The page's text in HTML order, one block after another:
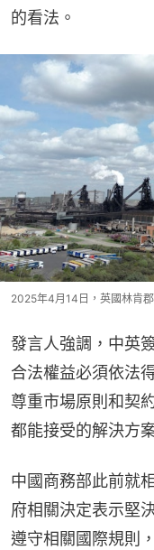
的看法。
2025年4月14日，英國林肯
發言人強調，中英
合法權益必須依法
尊重市場原則和契
都能接受的解決方
中國商務部此前就
府相關決定表示堅
遵守相關國際規則